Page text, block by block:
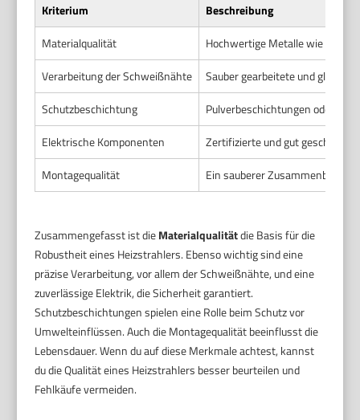
Kriterium
Beschreibung
Materialqualität
Hochwertige Metalle wie
Verarbeitung der Schweißnähte
Sauber gearbeitete und
Schutzbeschichtung
Pulverbeschichtungen oder
Elektrische Komponenten
Zertifizierte und gut geschützte
Montagequalität
Ein sauberer Zusammenbau
Zusammengefasst ist dieMaterialqualitätdie Basis für die
Robustheit eines Heizstrahlers. Ebenso wichtig sind eine
präzise Verarbeitung, vor allem der Schweißnähte, und eine
zuverlässige Elektrik, die Sicherheit garantiert.
Schutzbeschichtungen spielen eine Rolle beim Schutz vor
Umwelteinflüssen. Auch die Montagequalität beeinflusst die
Lebensdauer. Wenn du auf diese Merkmale achtest, kannst
du die Qualität eines Heizstrahlers besser beurteilen und
Fehlkäufe vermeiden.